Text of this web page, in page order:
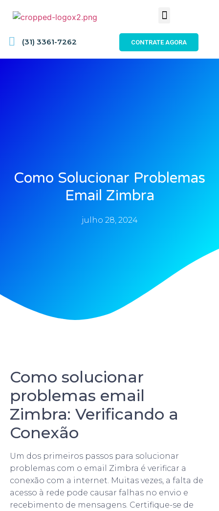
(31) 3361-7262 CONTRATE AGORA
Como Solucionar Problemas
Email Zimbra
julho 28, 2024
Como solucionar
problemas email
Zimbra: Verificando a
Conexão
Um dos primeiros passos para solucionar
problemas com o email Zimbra é verificar a
conexão com a internet. Muitas vezes, a falta de
acesso à rede pode causar falhas no envio e
recebimento de mensagens. Certifique-se de